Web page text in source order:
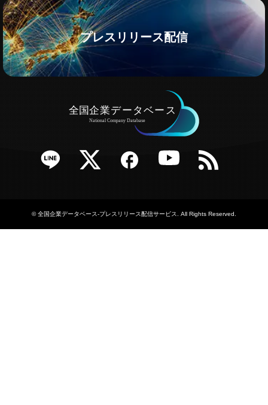
プレスリリース配信
Twitter Facebook YouTube RSS
©全国企業データベース-プレスリリース配信サービス. All Rights Reserved.